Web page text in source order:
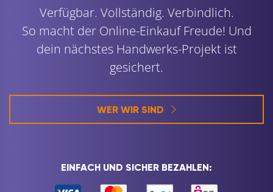
Verfügbar. Vollständig. Verbindlich.
So macht der Online-Einkauf Freude! Und
dein nächstes Handwerks-Projekt ist
gesichert.
WER WIR SIND
EINFACH UND SICHER BEZAHLEN: